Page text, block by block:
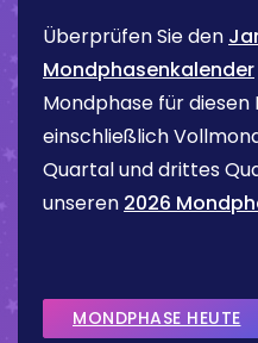
Überprüfen Sie den
Mondphasenkalender
Mondphase für diesen
einschließlich
Quartal und drittes
unseren 2026
MONDPHASE HEUTE